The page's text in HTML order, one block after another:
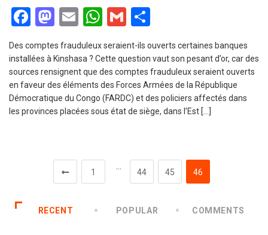
Facebook
Mastodon
EmailWhatsApp
Gmail
Des comptes frauduleux seraient-ils ouverts certaines banques
installées à Kinshasa ? Cette question vaut son pesant d’or, car des
sources rensignent que des comptes frauduleux seraient ouverts
en faveur des éléments des Forces Armées de la République
Démocratique du Congo (FARDC) et des policiers affectés dans
les provinces placées sous état de siège, dans l’Est […]
1 44 45 46
RECENT POPULAR COMMENTS